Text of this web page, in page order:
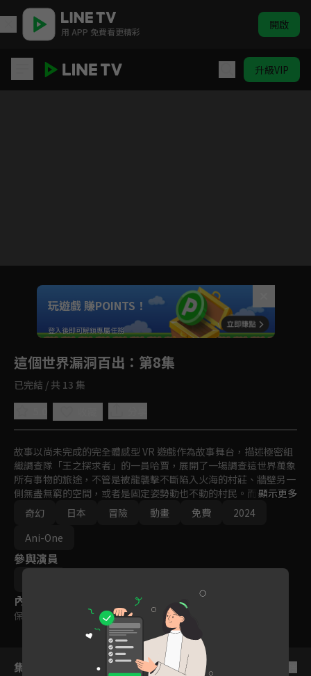
用 APP 免費看更精彩 開啟
升級VIP
Unmute
如有不便請見諒
玩遊戲 賺POINTS！
登入後即可解鎖專屬任務
這個世界漏洞百出 ：第8集
已完結 / 共 13 集
故事以尚未完成的完全體感型 VR 遊戲作為故事舞台，描述極密組
織調查隊「王之探求者」的一員哈賈，展開了一場調查這世界萬象
所有事物的旅途，不管是被龍襲擊不斷陷入火海的村莊、牆壁另一
側無盡無窮的空間，或者是固定姿勢動也不動的村民。而他與在起
始之村救下的少女妮可拉在這世界不斷的旅行，真正目的是為這個
世界除錯。
顯示更多
奇幻
日本 冒險 動畫 免費
2024
Ani-One
參與演員
內容標籤
保護級
集數列表